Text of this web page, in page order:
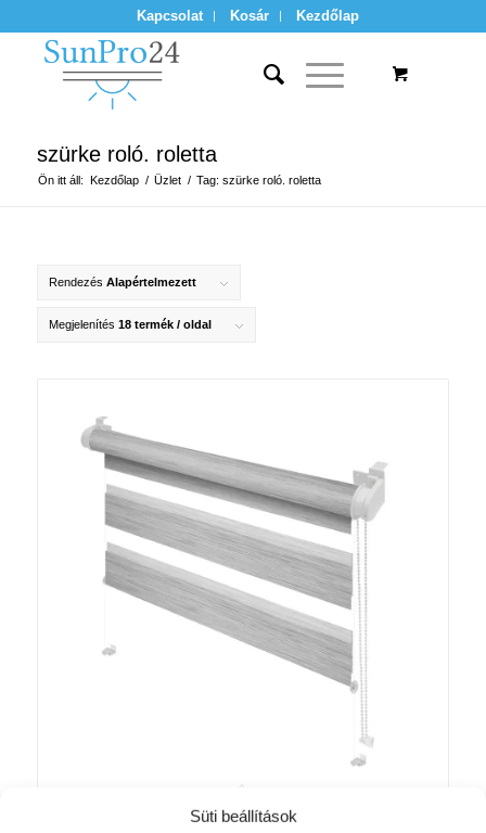
Süti beállítások
Kapcsolat Kosár Kezdőlap
szürke roló. roletta
Ön itt áll: Kezdőlap / Üzlet / Tag: szürke roló. roletta
Rendezés Alapértelmezett
Megjelenítés 18 termék / oldal
Mini Zebra SILK roló szürke színben